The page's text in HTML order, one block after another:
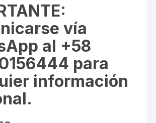
:
vía
al +58
para
información